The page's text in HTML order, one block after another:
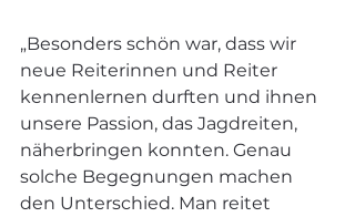
„Besonders schön war, dass wir
neue Reiterinnen und Reiter
kennenlernen durften und ihnen
unsere Passion, das Jagdreiten,
näherbringen konnten. Genau
solche Begegnungen machen
den Unterschied. Man reitet